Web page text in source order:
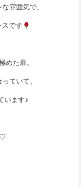
雰囲気で、
スです
めた扉。
ていて、
います♪
♡